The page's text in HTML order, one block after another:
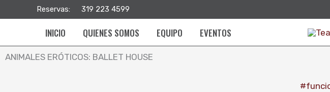
Reservas: 319 223 4599
INICIO
QUIENES SOMOS EQUIPO EVENTOS
ANIMALES ERÓTICOS: BALLET HOUSE